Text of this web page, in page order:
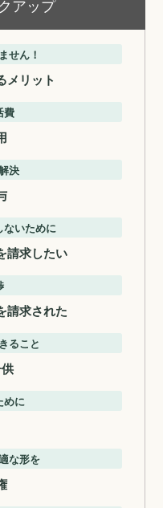
アップ
せん！
メリット
費
決
ないために
請求したい
請求された
ること
めに
な形を